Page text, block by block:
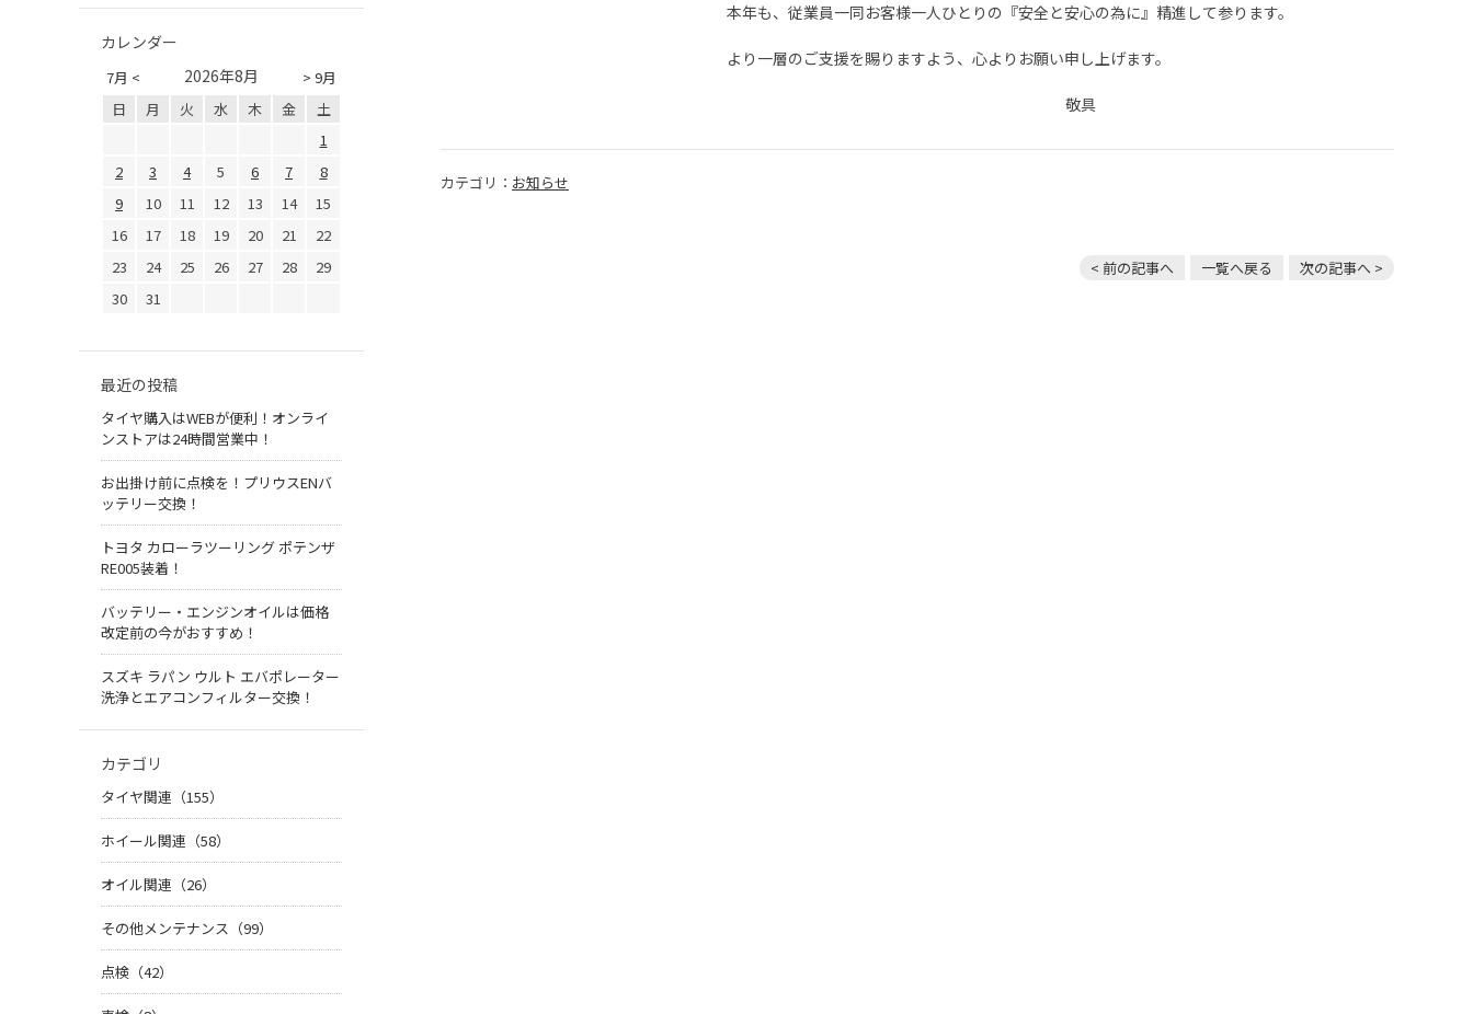
本年も、従業員一同お客様一人ひとりの『安全と安心の為に』精進して参ります。
より一層のご支援を賜りますよう、心よりお願い申し上げます。
敬具
カテゴリ： お知らせ
< 前の記事へ 一覧へ戻る 次の記事へ >
カレンダー
7月 < > 9月
2026年8月
日 月 火 水 木 金
土
1
2
3 4 5 6 7
8
9
10 11 12 13 14
15
16
17 18 19 20 21
22
23
24 25 26 27 28
29
30
31
最近の投稿
タイヤ購入はWEBが便利！オンライ
ンストアは24時間営業中！
お出掛け前に点検を！プリウスENバ
ッテリー交換！
トヨタ カローラツーリング ポテンザ
RE005装着！
バッテリー・エンジンオイルは価格
改定前の今がおすすめ！
スズキ ラパン ウルト エバポレーター
洗浄とエアコンフィルター交換！
カテゴリ
タイヤ関連（155）
ホイール関連（58）
オイル関連（26）
その他メンテナンス（99）
点検（42）